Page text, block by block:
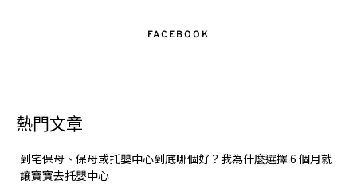
FACEBOOK
熱門文章
到宅保母、保母或托嬰中心到底哪個好？我為什麼選擇 6 個月就
讓寶寶去托嬰中心